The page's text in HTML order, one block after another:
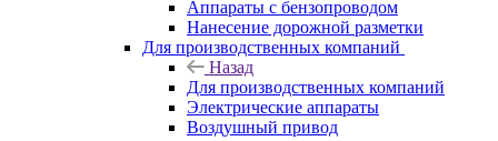
Аппараты с бензопроводом
Нанесение дорожной разметки
Для производственных компаний
Назад
Для производственных компаний
Электрические аппараты
Воздушный привод